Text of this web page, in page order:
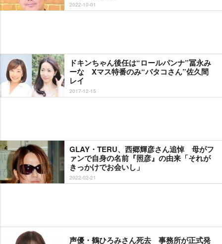
2022-10-01
ドキンちゃん後任は“ロールパンナ”冨永み
ーな Xマス特番のみ“バタコさん”佐久間
レイ
2017-12-15
GLAY・TERU、西郷輝彦さん追悼 母がフ
ァンで自身の名前『照彦』の由来「それが
きっかけでお会いし」
2022-02-21
声優・鶴ひろみさん死去 事務所が正式発